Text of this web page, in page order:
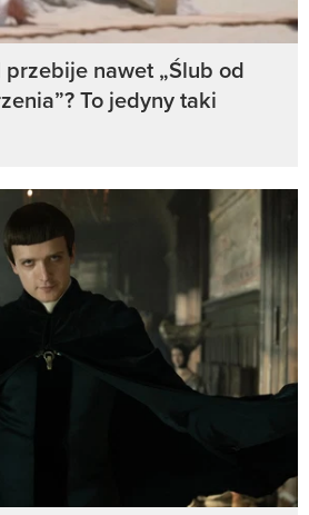
nawet „Ślub od
To jedyny taki